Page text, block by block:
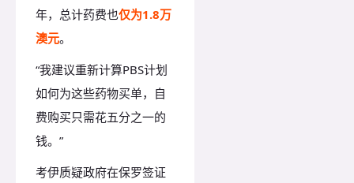
年，总计药费也仅为1.8万
澳元。
“我建议重新计算PBS计划
如何为这些药物买单，自
费购买只需花五分之一的
钱。”
考伊质疑政府在保罗签证